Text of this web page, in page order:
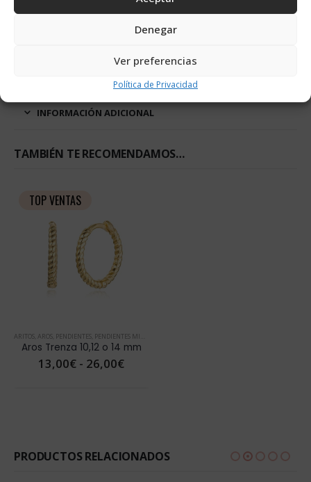
Denegar
Ver preferencias
Política de Privacidad
Par de pendientes realizados en Plata de Ley 925 chapada en
Circonitas de 1mm en barra
INFORMACIÓN ADICIONAL
TAMBIÉN TE RECOMENDAMOS…
TOP VENTAS
ARITOS AROS PENDIENTES PENDIENTES MINI
Aros Trenza 10,12 o 14 mm
13,00€ - 26,00€Rango
PRODUCTOS RELACIONADOS